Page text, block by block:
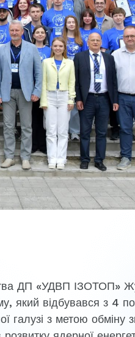
ДП «УДВП ІЗОТОП»
який відбувався з 4 по
галузі з метою обміну